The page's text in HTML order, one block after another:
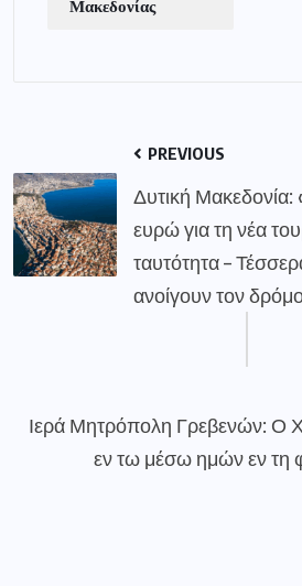
Μακεδονίας
PREVIOUS
Δυτική Μακεδονία:
ευρώ για τη νέα
ταυτότητα –
ανοίγουν τον
Ιερά Μητρόπολη Γρεβενών: Ο
εν τω μέσω ημών εν τη